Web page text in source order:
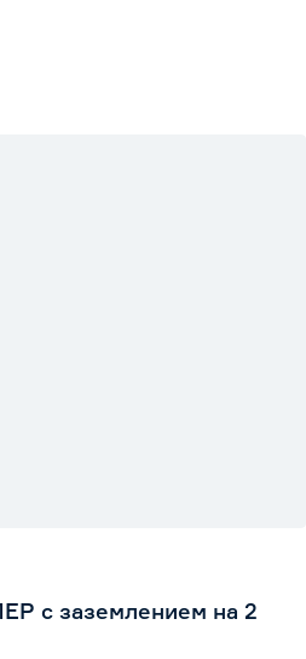
с заземлением на 2